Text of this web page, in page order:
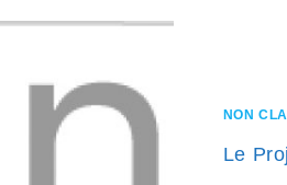
NON
Le